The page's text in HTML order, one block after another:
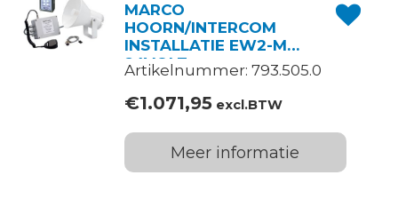
MARCO
HOORN/INTERCOM
INSTALLATIE EW2-M
24VOLT
Artikelnummer: 793.505.0
€1.071,95excl.BTW
Meer informatie